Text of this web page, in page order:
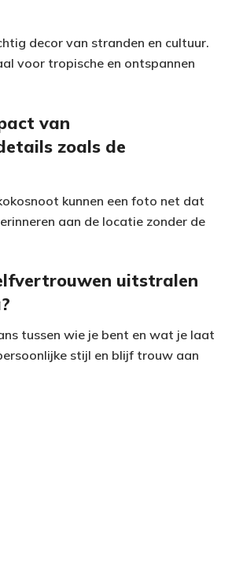
decor van stranden en cultuur.
voor tropische en ontspannen
van
zoals de
kunnen een foto net dat
aan de locatie zonder de
uitstralen
tussen wie je bent en wat je laat
stijl en blijf trouw aan